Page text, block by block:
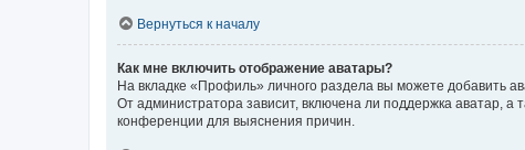
Вернуться к началу
Как мне включить отображение аватары?
На вкладке «Профиль» личного раздела вы можете добавить
От администратора зависит, включена ли поддержка аватар,
конференции для выяснения причин.